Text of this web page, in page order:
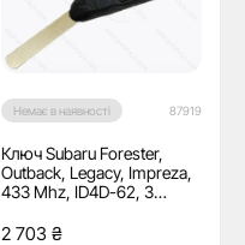
Немає в наявності 87919
Ключ Subaru Forester,
Outback, Legacy, Impreza,
433 Mhz, ID4D-62, 3
2 703 ₴